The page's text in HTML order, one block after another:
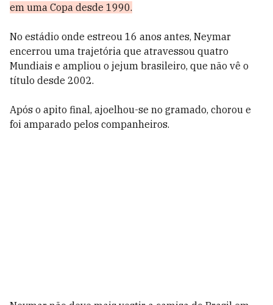
em uma Copa desde 1990.
No estádio onde estreou 16 anos antes, Neymar
encerrou uma trajetória que atravessou quatro
Mundiais e ampliou o jejum brasileiro, que não vê o
título desde 2002.
Após o apito final, ajoelhou-se no gramado, chorou e
foi amparado pelos companheiros.